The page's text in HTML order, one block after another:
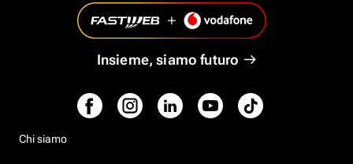
Insieme, siamo futuro
Chi siamo